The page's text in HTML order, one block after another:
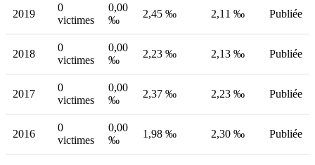
2019
0
victimes
0,00
‰
2,45 ‰ 2,11 ‰ Publiée
2018
0
victimes
0,00
‰
2,23 ‰ 2,13 ‰ Publiée
2017
0
victimes
0,00
‰
2,37 ‰ 2,23 ‰ Publiée
2016
0
victimes
0,00
‰
1,98 ‰ 2,30 ‰ Publiée